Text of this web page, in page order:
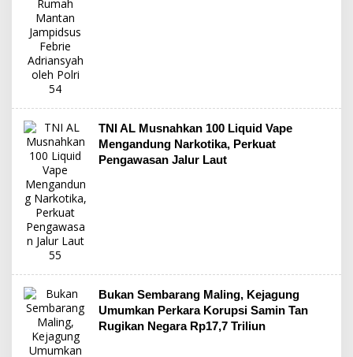
TNI AL Musnahkan 100 Liquid Vape
Mengandung Narkotika, Perkuat
Pengawasan Jalur Laut
Bukan Sembarang Maling, Kejagung
Umumkan Perkara Korupsi Samin Tan
Rugikan Negara Rp17,7 Triliun